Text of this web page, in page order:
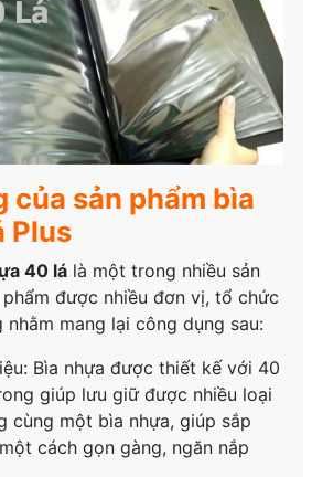
của sản phẩm bìa
Plus
40 lá là một trong nhiều sản
được nhiều đơn vị, tổ chức
mang lại công dụng sau:
Bìa nhựa được thiết kế với 40
giúp lưu giữ được nhiều loại
cùng một bìa nhựa, giúp sắp
cách gọn gàng, ngăn nắp